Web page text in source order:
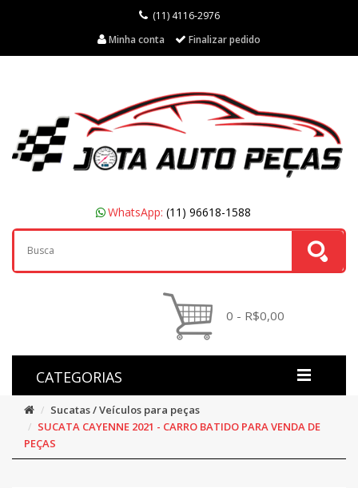
(11) 4116-2976
Minha conta
Finalizar pedido
WhatsApp: (11) 96618-1588
0 - R$0,00
CATEGORIAS
Sucatas / Veículos para peças
SUCATA CAYENNE 2021 - CARRO BATIDO PARA VENDA DE
PEÇAS